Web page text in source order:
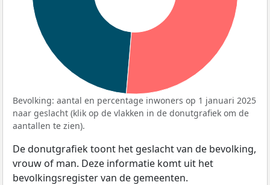
Bevolking: aantal en percentage inwoners op 1 januari 2025
naar geslacht (klik op de vlakken in de donutgrafiek om de
aantallen te zien).
De donutgrafiek toont het geslacht van de bevolking,
vrouw of man. Deze informatie komt uit het
bevolkingsregister van de gemeenten.